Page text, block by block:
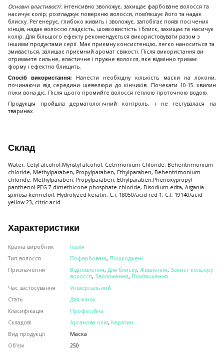
Основні властивості:інтенсивно зволожує, захищає фарбоване волосся та
насичує колір; розгладжує поверхню волосся, пом'якшує його та надає
блиску. Регенерує, глибоко живить і зволожує, запобігає появі посічених
кінців, надає волоссю гладкість, шовковистість і блиск, захищає та насичує
колір. Для більшого ефекту рекомендується використовувати разом з
іншими продуктами серії. Має приємну консистенцію, легко наноситься та
змивається, залишає приємний аромат свіжості. Після використання ви
отримаєте сильне, еластичне і пружне волосся, яке відмінно тримає
форму і ефектно блищить.
Спосіб використання:
Нанести необхідну кількість маски на локони,
починаючи від середини шевелюри до кінчиків. Почекати 10-15 хвилин
поки вона діє. Після цього промийте волосся теплою проточною водою.
Продукція пройшла дерматологічний контроль, і не тестувалася на
тваринах.
Склад
Water, Cetyl alcohol,Myristyl alcohol, Cetrimonium Chloride, Behentrimonium
chloride, Methylparaben, Propylparaben, Ethylparaben, Behentrimonium
chloride, Methylparaben, Propylparaben, Ethylparaben,Phenoxypropyl
panthenol PEG-7 dimethicone phosphate chloride, Disodium edta, Argania
spinosa kermeloil, Hydrolyzed keratin, C.i. 18050/acid red 1, C.I, 19140/acid
yellow 23, citric acid.
Характеристики
Країна виробник
Італія
Тип волосся
Пофарбовані, Пошкоджені
Призначення
Відновлення, Для блиску, Живлення, Захист кольору
волосся, Зволоження, Пом'якшення
Час застосування
Універсальний
Стать
Для жінок
Класифікація
Професійна
Складові
Арганова олія, Кератин
Вид продукції
Маска
Об'єм
250